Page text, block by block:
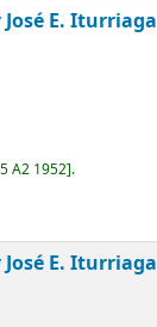
E. Iturriaga
A2 1952 .
E. Iturriaga